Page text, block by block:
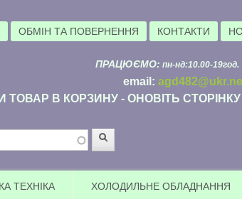
ОБМІН ТА ПОВЕРНЕННЯ КОНТАКТИ
ПРАЦЮЄМО: пн-нд:10.00-
email:
ТОВАР В КОРЗИНУ - ОНОВІТЬ СТОРІНКУ
ТЕХНІКА ХОЛОДИЛЬНЕ ОБЛАДНАННЯ